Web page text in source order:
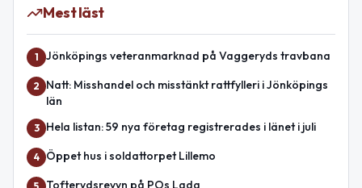
Mest läst
1 Jönköpings veteranmarknad på Vaggeryds travbana
2
Natt: Misshandel och misstänkt rattfylleri i Jönköpings
län
3 Hela listan: 59 nya företag registrerades i länet i juli
4 Öppet hus i soldattorpet Lillemo
Tofterydsrevyn på POs Lada